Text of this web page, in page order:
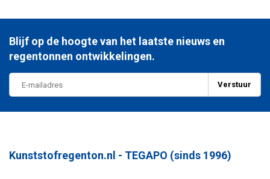
Blijf op de hoogte van het laatste nieuws en
regentonnen ontwikkelingen.
Verstuur
Kunststofregenton.nl - TEGAPO (sinds 1996)